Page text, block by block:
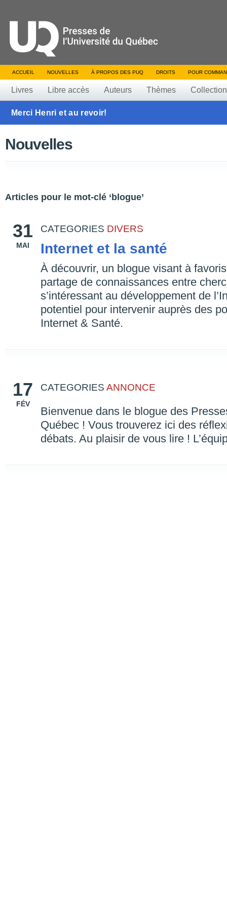
ACCUEIL NOUVELLES À PROPOS DES PUQ DROITS POUR
Livres Libre accès Auteurs Thèmes
Merci Henri et au revoir!
Nouvelles
Articles pour le mot-clé ‘blogue’
31
MAI
CATEGORIES DIVERS
Internet et la santé
À découvrir, un blogue visant à
partage de connaissances entre
s’intéressant au développement de
potentiel pour intervenir auprès des
Internet & Santé.
17
FÉV
CATEGORIES ANNONCE
Bienvenue dans le blogue des
Québec ! Vous trouverez ici des
débats. Au plaisir de vous lire !